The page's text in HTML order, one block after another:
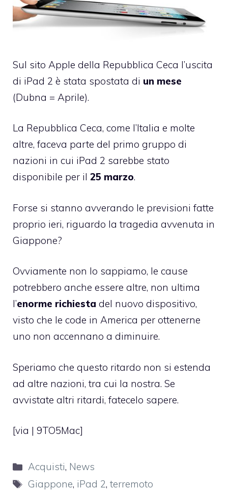
Sul sito Apple della Repubblica Ceca l’uscita
di iPad 2 è stata spostata di un mese
(Dubna = Aprile).
La Repubblica Ceca, come l’Italia e molte
altre, faceva parte del primo gruppo di
nazioni in cui iPad 2 sarebbe stato
disponibile per il 25 marzo.
Forse si stanno avverando le previsioni fatte
proprio ieri, riguardo la tragedia avvenuta in
Giappone?
Ovviamente non lo sappiamo, le cause
potrebbero anche essere altre, non ultima
l’enorme richiesta del nuovo dispositivo,
visto che le code in America per ottenerne
uno non accennano a diminuire.
Speriamo che questo ritardo non si estenda
ad altre nazioni, tra cui la nostra. Se
avvistate altri ritardi, fatecelo sapere.
[via | 9TO5Mac]
Categorie
Acquisti, News
Tag
Giappone, iPad 2,terremoto